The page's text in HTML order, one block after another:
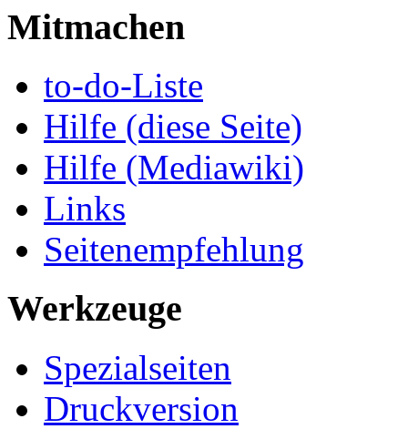
Mitmachen
to-do-Liste
Hilfe (diese Seite)
Hilfe (Mediawiki)
Links
Seitenempfehlung
Werkzeuge
Spezialseiten
Druckversion